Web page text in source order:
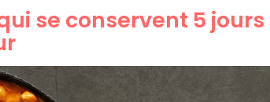
se conservent 5 jours